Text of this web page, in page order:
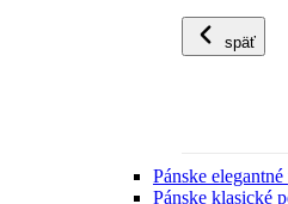
späť
Pánske
Pánske klasické